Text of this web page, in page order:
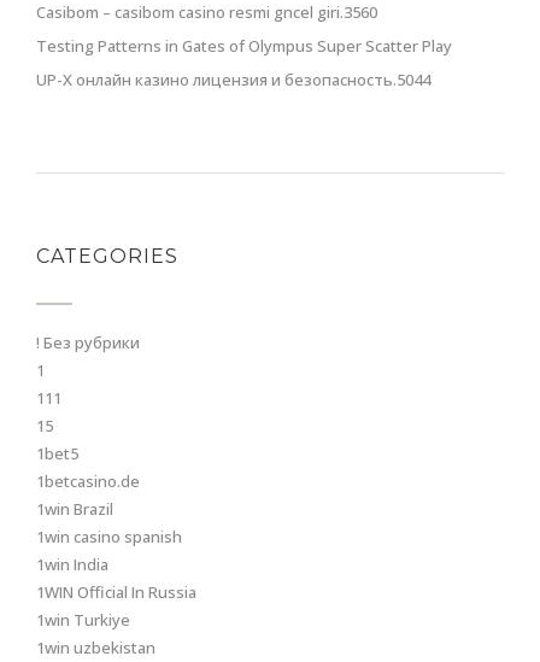
Casibom – casibom casino resmi gncel giri.3560
Testing Patterns in Gates of Olympus Super Scatter Play
UP-X онлайн казино лицензия и безопасность.5044
CATEGORIES
! Без рубрики
1
111
15
1bet5
1betcasino.de
1win Brazil
1win casino spanish
1win India
1WIN Official In Russia
1win Turkiye
1win uzbekistan